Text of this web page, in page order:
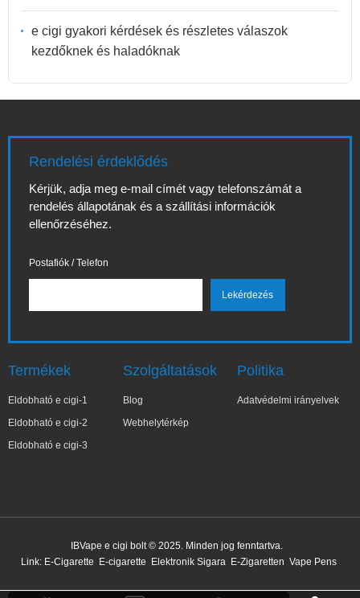
e cigi gyakori kérdések és részletes válaszok
kezdőknek és haladóknak
Rendelési érdeklődés
Kérjük, adja meg e-mail címét vagy telefonszámát a
rendelés állapotának és a szállítási információk
ellenőrzéséhez.
Postafiók / Telefon
Termékek
Eldobható e cigi-1
Eldobható e cigi-2
Eldobható e cigi-3
Szolgáltatások
Blog
Webhelytérkép
Politika
Adatvédelmi irányelvek
IBVape e cigi bolt © 2025. Minden jog fenntartva.
Link: E-Cigarette E-cigarette Elektronik Sigara E-Zigaretten Vape Pens
Nemrég vásárolt